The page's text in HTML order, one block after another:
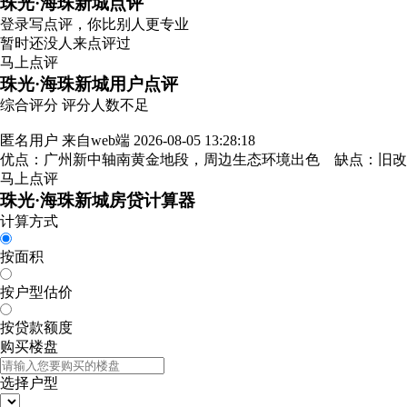
珠光·海珠新城点评
登录写点评，你比别人更专业
暂时还没人来点评过
马上点评
珠光·海珠新城用户点评
综合评分 评分人数不足
匿名用户 来自web端 2026-08-05 13:28:18
优点：广州新中轴南黄金地段，周边生态环境出色 缺点：旧
马上点评
珠光·海珠新城房贷计算器
计算方式
按面积
按户型估价
按贷款额度
购买楼盘
选择户型